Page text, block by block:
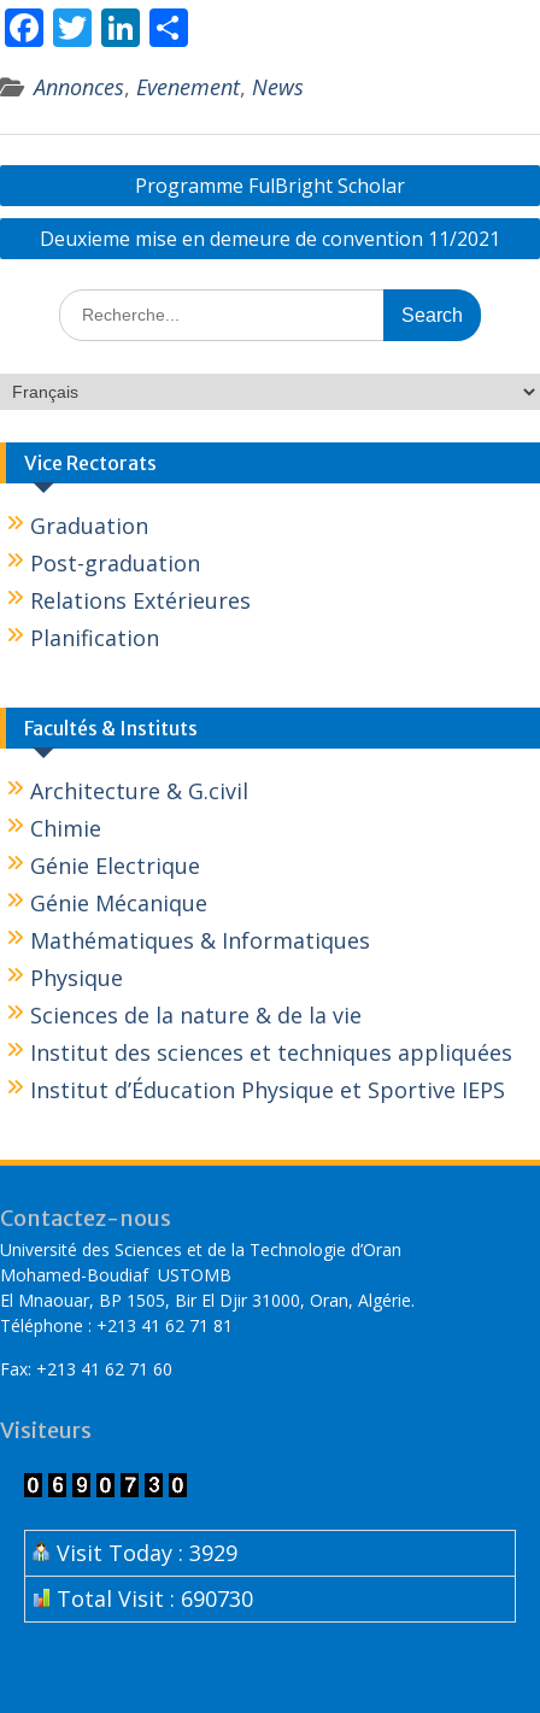
F
e
b
o
o
k
T
itt
er
Li
n
k
e
dI
n
ta
g
er
Annonces, Evenement, News
Programme FulBright Scholar
Deuxieme mise en demeure de convention 11/2021
Vice Rectorats
Graduation
Post-graduation
Relations Extérieures
Planification
Facultés & Instituts
Architecture & G.civil
Chimie
Génie Electrique
Génie Mécanique
Mathématiques & Informatiques
Physique
Sciences de la nature & de la vie
Institut des sciences et techniques appliquées
Institut d’Éducation Physique et Sportive IEPS
Contactez-nous
Université des Sciences et de la Technologie d’Oran
Mohamed-Boudiaf USTOMB
El Mnaouar, BP 1505, Bir El Djir 31000, Oran, Algérie.
Téléphone : +213 41 62 71 81
Fax: +213 41 62 71 60
Visiteurs
Visit Today : 3929
Total Visit : 690730